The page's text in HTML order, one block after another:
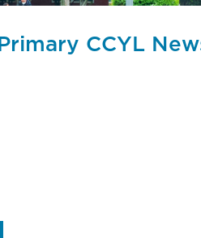
Primary CCYL